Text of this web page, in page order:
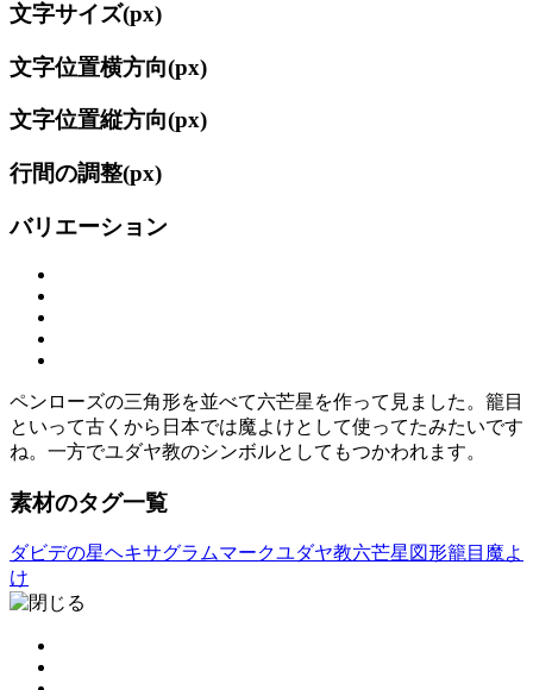
文字サイズ(px)
文字位置横方向(px)
文字位置縦方向(px)
行間の調整(px)
バリエーション
ペンローズの三角形を並べて六芒星を作って見ました。籠目
といって古くから日本では魔よけとして使ってたみたいです
ね。一方でユダヤ教のシンボルとしてもつかわれます。
素材のタグ一覧
ダビデの星ヘキサグラムマークユダヤ教六芒星 図形籠目 魔よ
け